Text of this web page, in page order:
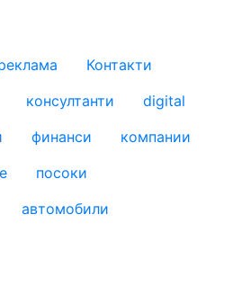
Контакти
консултанти
digital
финанси
компании
посоки
автомобили